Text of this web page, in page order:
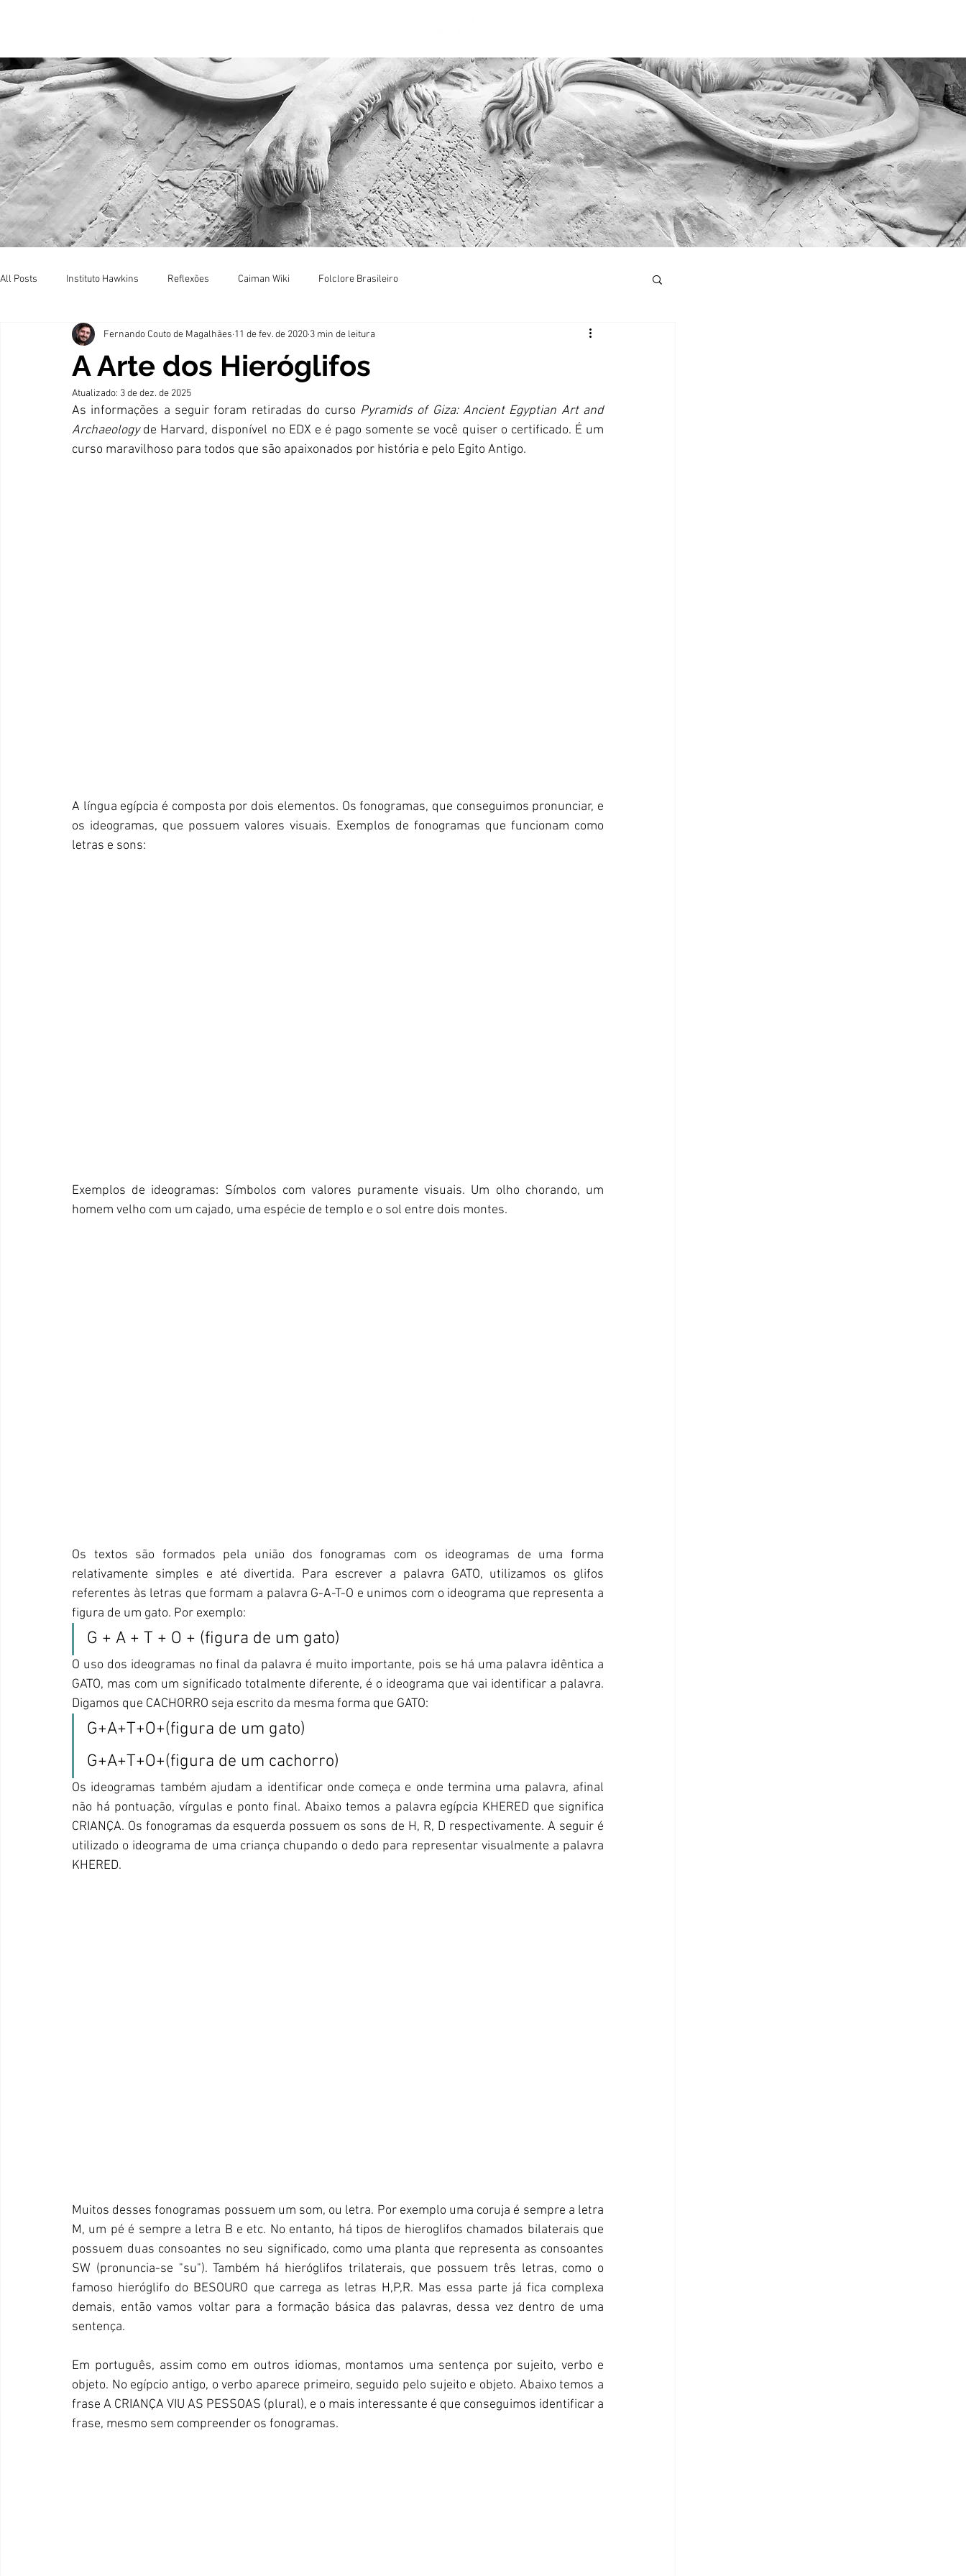
All Posts Instituto Hawkins Reflexões Caiman Wiki Folclore Brasileiro
A Arte dos Hieróglifos
Fernando Couto de Magalhães 11 de fev. de 2020 3 min de leitura
Atualizado: 3 de dez. de 2025
As informações a seguir foram retiradas do curso Pyramids of Giza: Ancient Egyptian Art and
Archaeology de Harvard, disponível no EDX e é pago somente se você quiser o certificado. É um
curso maravilhoso para todos que são apaixonados por história e pelo Egito Antigo.
A língua egípcia é composta por dois elementos. Os fonogramas, que conseguimos pronunciar, e
os ideogramas, que possuem valores visuais. Exemplos de fonogramas que funcionam como
letras e sons:
Exemplos de ideogramas: Símbolos com valores puramente visuais. Um olho chorando, um
homem velho com um cajado, uma espécie de templo e o sol entre dois montes.
Os textos são formados pela união dos fonogramas com os ideogramas de uma forma
relativamente simples e até divertida. Para escrever a palavra GATO, utilizamos os glifos
referentes às letras que formam a palavra G-A-T-O e unimos com o ideograma que representa a
figura de um gato. Por exemplo:
G + A + T + O + (figura de um gato)
O uso dos ideogramas no final da palavra é muito importante, pois se há uma palavra idêntica a
GATO, mas com um significado totalmente diferente, é o ideograma que vai identificar a palavra.
Digamos que CACHORRO seja escrito da mesma forma que GATO:
G+A+T+O+(figura de um gato)
G+A+T+O+(figura de um cachorro)
Os ideogramas também ajudam a identificar onde começa e onde termina uma palavra, afinal
não há pontuação, vírgulas e ponto final. Abaixo temos a palavra egípcia KHERED que significa
CRIANÇA. Os fonogramas da esquerda possuem os sons de H, R, D respectivamente. A seguir é
utilizado o ideograma de uma criança chupando o dedo para representar visualmente a palavra
KHERED.
Muitos desses fonogramas possuem um som, ou letra. Por exemplo uma coruja é sempre a letra
M, um pé é sempre a letra B e etc. No entanto, há tipos de hieroglifos chamados bilaterais que
possuem duas consoantes no seu significado, como uma planta que representa as consoantes
SW (pronuncia-se "su"). Também há hieróglifos trilaterais, que possuem três letras, como o
famoso hieróglifo do BESOURO que carrega as letras H,P,R. Mas essa parte já fica complexa
demais, então vamos voltar para a formação básica das palavras, dessa vez dentro de uma
sentença.
Em português, assim como em outros idiomas, montamos uma sentença por sujeito, verbo e
objeto. No egípcio antigo, o verbo aparece primeiro, seguido pelo sujeito e objeto. Abaixo temos a
frase A CRIANÇA VIU AS PESSOAS (plural), e o mais interessante é que conseguimos identificar a
frase, mesmo sem compreender os fonogramas.